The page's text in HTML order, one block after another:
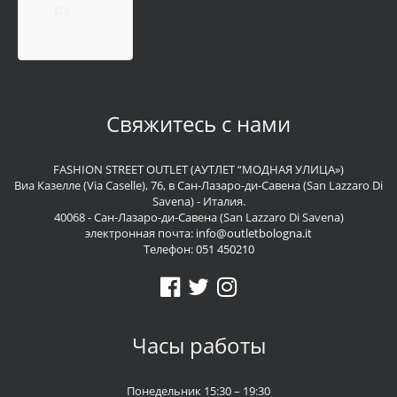
Свяжитесь с нами
FASHION STREET OUTLET (АУТЛЕТ “МОДНАЯ УЛИЦА»)
Виа Казелле (Via Caselle), 76, в Сан-Лазаро-ди-Савена (San Lazzaro Di
Savena) - Италия.
40068 - Сан-Лазаро-ди-Савена (San Lazzaro Di Savena)
электронная почта: info@outletbologna.it
Телефон:051 450210
Часы работы
Понедельник 15:30 – 19:30